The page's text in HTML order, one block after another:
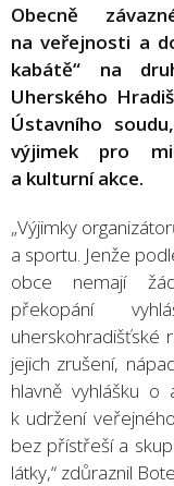
Obecně
na veřejnosti a
kabátě“ na
Uherského
Ústavního
výjimek pro
a kulturní akce.
„Výjimky
a sportu. Jenže
obce nemají
překopání
uherskohradišťské
jejich zrušení,
hlavně vyhlášku o
k udržení
bez přístřeší a
látky,“ zdůraznil